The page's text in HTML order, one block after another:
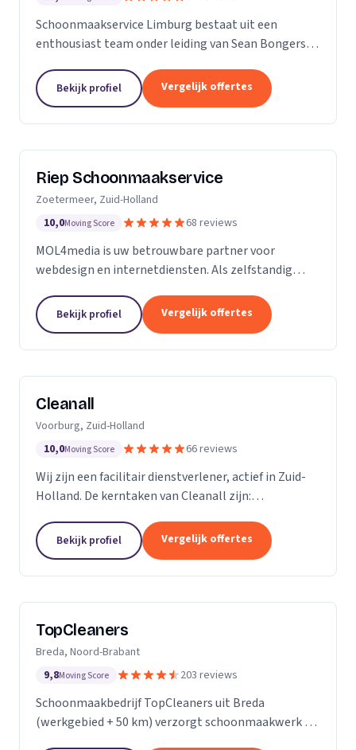
Schoonmaakservice Limburg bestaat uit een
enthousiast team onder leiding van Sean Bongers,
een aantal jaren in de schoonmaakbranche
werkzaam te...
Bekijk profiel Vergelijk offertes
Riep Schoonmaakservice
Zoetermeer, Zuid-Holland
10,0Moving Score 68 reviews
MOL4media is uw betrouwbare partner voor
webdesign en internetdiensten. Als zelfstandig
Content Management Systeem Joomla, zet ik, Ton
van der Helm,...
Bekijk profiel Vergelijk offertes
Cleanall
Voorburg, Zuid-Holland
10,0Moving Score 66 reviews
Wij zijn een facilitair dienstverlener, actief in Zuid-
Holland. De kerntaken van Cleanall zijn:
wij aanbieden in particulieren en zakelijke
omgevingen....
Bekijk profiel Vergelijk offertes
TopCleaners
Breda, Noord-Brabant
9,8Moving Score 203 reviews
Schoonmaakbedrijf TopCleaners uit Breda
(werkgebied + 50 km) verzorgt schoonmaakwerk bij